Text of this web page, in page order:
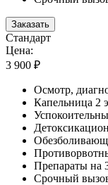
Заказать
Стандарт
Цена:
3 900 ₽
Осмотр,
Капельница 2
Препараты на
Срочный